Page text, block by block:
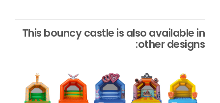
This bouncy castle is also available in
other designs: